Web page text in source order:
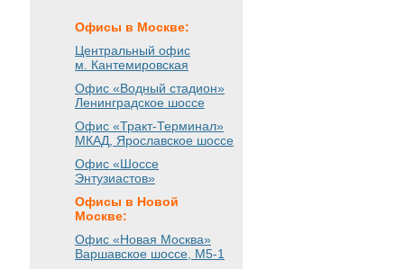
Офисы в Москве:
Центральный офис
м. Кантемировская
Офис «Водный стадион»
Ленинградское шоссе
Офис «Тракт-Терминал»
МКАД, Ярославское шоссе
Офис «Шоссе
Энтузиастов»
Офисы в Новой
Москве:
Офис «Новая Москва»
Варшавское шоссе , М5-1